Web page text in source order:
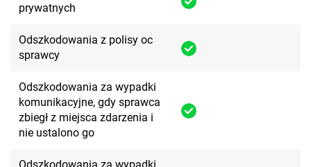
prywatnych
Odszkodowania z polisy oc
sprawcy
Odszkodowania za wypadki
komunikacyjne, gdy sprawca
zbiegł z miejsca zdarzenia i
nie ustalono go